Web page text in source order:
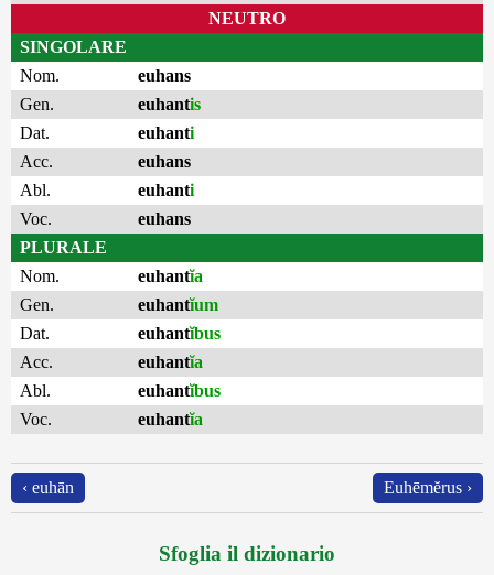
NEUTRO
SINGOLARE
Nom.
euhans
Gen.
euhantis
Dat.
euhanti
Acc.
euhans
Abl.
euhanti
Voc.
euhans
PLURALE
Nom.
euhantĭa
Gen.
euhantĭum
Dat.
euhantĭbus
Acc.
euhantĭa
Abl.
euhantĭbus
Voc.
euhantĭa
‹ euhān Euhēmĕrus ›
Sfoglia il dizionario